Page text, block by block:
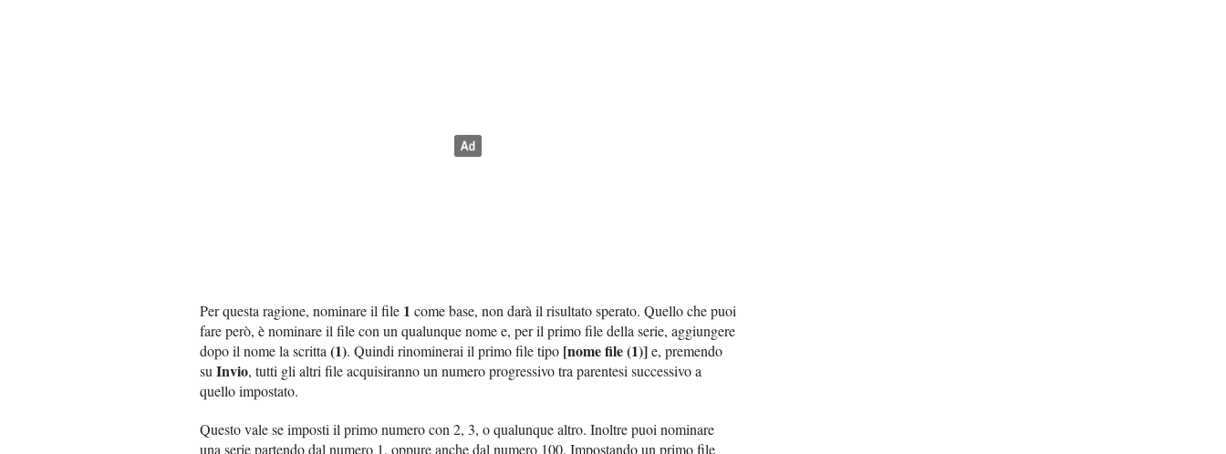
Per questa ragione, nominare il file 1 come base, non darà il risultato sperato. Quello che puoi
fare però, è nominare il file con un qualunque nome e, per il primo file della serie, aggiungere
dopo il nome la scritta (1). Quindi rinominerai il primo file tipo [nome file (1)]e, premendo
su Invio, tutti gli altri file acquisiranno un numero progressivo tra parentesi successivo a
quello impostato.
Questo vale se imposti il primo numero con 2, 3, o qualunque altro. Inoltre puoi nominare
una serie partendo dal numero 1, oppure anche dal numero 100. Impostando un primo file